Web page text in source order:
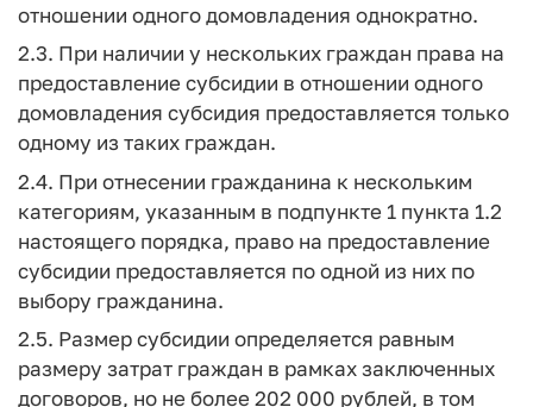
отношении одного домовладения однократно.
2.3. При наличии у нескольких граждан права на
предоставление субсидии в отношении одного
домовладения субсидия предоставляется только
одному из таких граждан.
2.4. При отнесении гражданина к нескольким
категориям, указанным в подпункте 1 пункта 1.2
настоящего порядка, право на предоставление
субсидии предоставляется по одной из них по
выбору гражданина.
2.5. Размер субсидии определяется равным
размеру затрат граждан в рамках заключенных
договоров, но не более 202 000 рублей, в том